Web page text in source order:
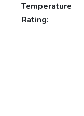
Temperature
Rating: